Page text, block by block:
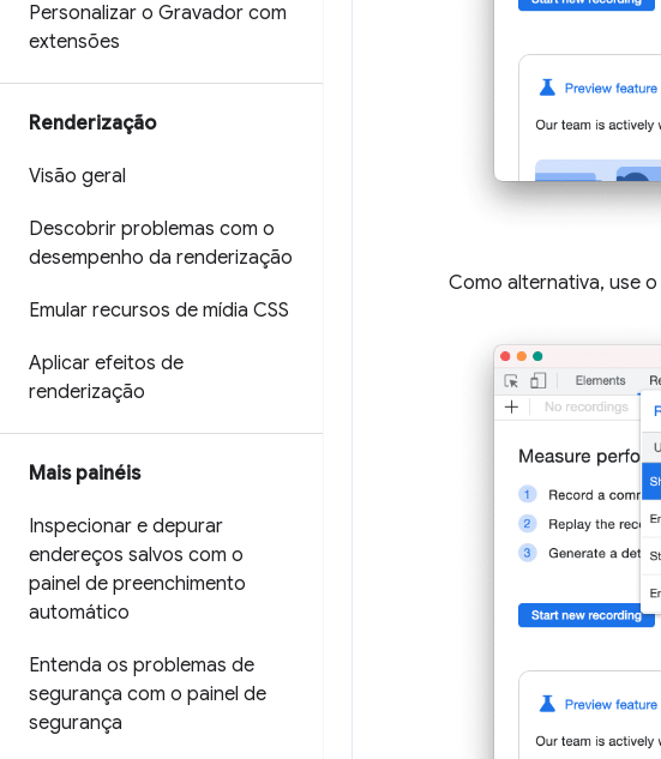
Personalizar o Gravador com
extensões
Renderização
Visão geral
Descobrir problemas com o
desempenho da renderização
Emular recursos de mídia CSS
Aplicar efeitos de
renderização
Mais painéis
Inspecionar e depurar
endereços salvos com o
painel de preenchimento
automático
Entenda os problemas de
segurança com o painel de
segurança
Como alternativa, use o